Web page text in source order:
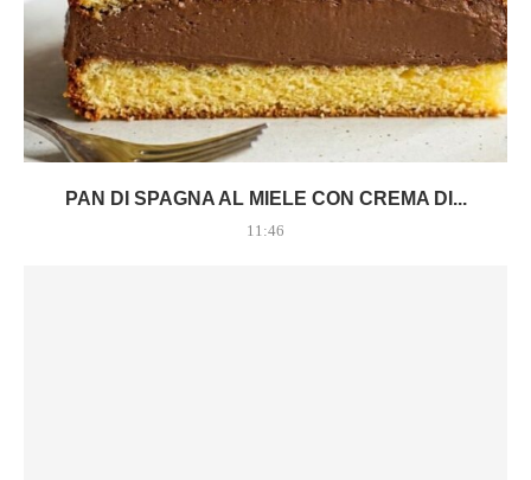
PAN DI SPAGNA AL MIELE CON CREMA DI...
11:46